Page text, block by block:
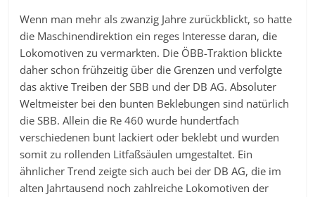
Wenn man mehr als zwanzig Jahre zurückblickt, so hatte
die Maschinendirektion ein reges Interesse daran, die
Lokomotiven zu vermarkten. Die ÖBB-Traktion blickte
daher schon frühzeitig über die Grenzen und verfolgte
das aktive Treiben der SBB und der DB AG. Absoluter
Weltmeister bei den bunten Beklebungen sind natürlich
die SBB. Allein die Re 460 wurde hundertfach
verschiedenen bunt lackiert oder beklebt und wurden
somit zu rollenden Litfaßsäulen umgestaltet. Ein
ähnlicher Trend zeigte sich auch bei der DB AG, die im
alten Jahrtausend noch zahlreiche Lokomotiven der